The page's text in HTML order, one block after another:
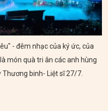
- đêm nhạc của ký ức, của
món quà tri ân các anh hùng
Thương binh- Liệt sĩ 27/7.